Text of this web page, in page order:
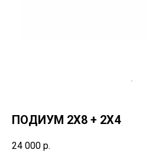
ПОДИУМ 2X8 + 2X4
24 000 р.